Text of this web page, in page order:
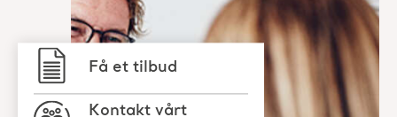
Få et tilbud
Kontakt vårt